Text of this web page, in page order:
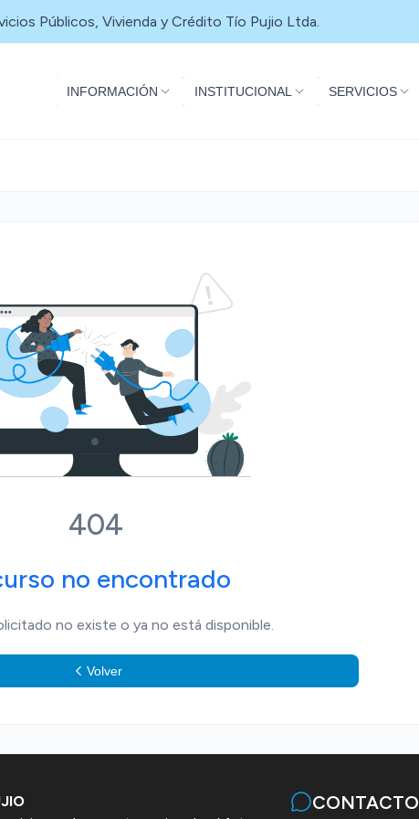
Públicos, Vivienda y Crédito Tío Pujio Ltda.
INFORMACIÓN INSTITUCIONAL SERVICIOS
404
no encontrado
no existe o ya no está disponible.
Volver
CONTACTO